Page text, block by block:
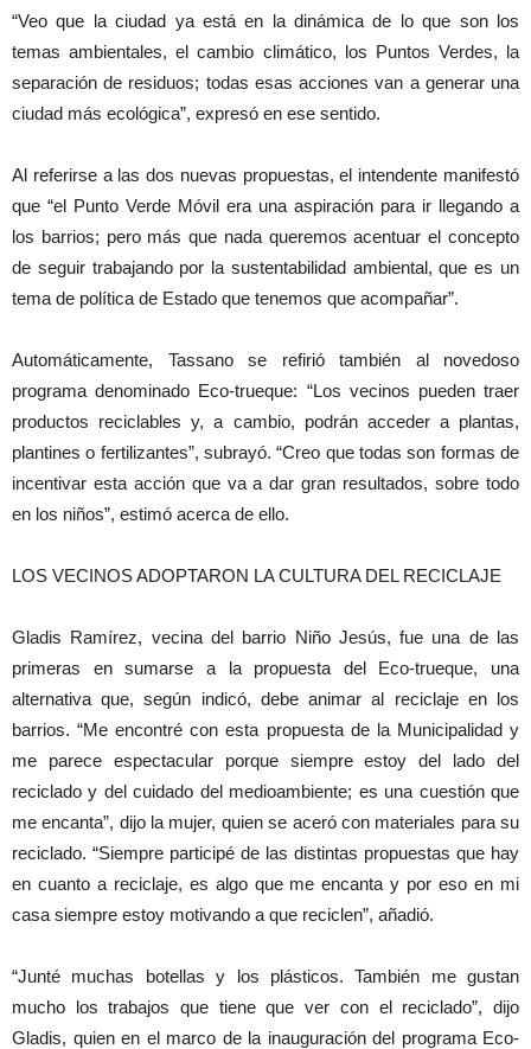
“Veo que la ciudad ya está en la dinámica de lo que son los
temas ambientales, el cambio climático, los Puntos Verdes, la
separación de residuos; todas esas acciones van a generar una
ciudad más ecológica”, expresó en ese sentido.
Al referirse a las dos nuevas propuestas, el intendente manifestó
que “el Punto Verde Móvil era una aspiración para ir llegando a
los barrios; pero más que nada queremos acentuar el concepto
de seguir trabajando por la sustentabilidad ambiental, que es un
tema de política de Estado que tenemos que acompañar”.
Automáticamente, Tassano se refirió también al novedoso
programa denominado Eco-trueque: “Los vecinos pueden traer
productos reciclables y, a cambio, podrán acceder a plantas,
plantines o fertilizantes”, subrayó. “Creo que todas son formas de
incentivar esta acción que va a dar gran resultados, sobre todo
en los niños”, estimó acerca de ello.
LOS VECINOS ADOPTARON LA CULTURA DEL RECICLAJE
Gladis Ramírez, vecina del barrio Niño Jesús, fue una de las
primeras en sumarse a la propuesta del Eco-trueque, una
alternativa que, según indicó, debe animar al reciclaje en los
barrios. “Me encontré con esta propuesta de la Municipalidad y
me parece espectacular porque siempre estoy del lado del
reciclado y del cuidado del medioambiente; es una cuestión que
me encanta”, dijo la mujer, quien se aceró con materiales para su
reciclado. “Siempre participé de las distintas propuestas que hay
en cuanto a reciclaje, es algo que me encanta y por eso en mi
casa siempre estoy motivando a que reciclen”, añadió.
“Junté muchas botellas y los plásticos. También me gustan
mucho los trabajos que tiene que ver con el reciclado”, dijo
Gladis, quien en el marco de la inauguración del programa Eco-